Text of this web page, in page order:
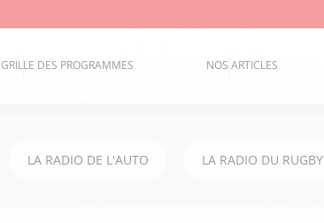
GRILLE DES PROGRAMMES NOS ARTICLES
LA RADIO DE L'AUTO LA RADIO DU RUGBY